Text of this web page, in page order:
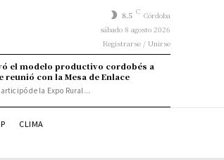
8.5 C Córdoba
sábado 8 agosto 2026
Registrarse / Unirse
el modelo productivo cordobés a
reunió con la Mesa de Enlace
de la Expo Rural...
CLIMA